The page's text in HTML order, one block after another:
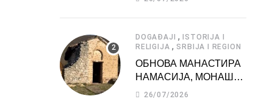
АТРАКЦИЈА
DOGAĐAJI ,ISTORIJA I
RELIGIJA , SRBIJA I REGION
ОБНОВА МАНАСТИРА
НАМАСИЈА, МОНАШКЕ
ЗАДУЖБИНЕ
26/07/2026